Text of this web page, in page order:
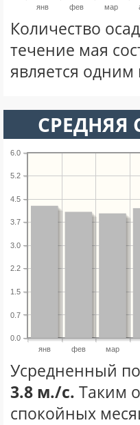
янв фев мар
Количество
течение мая
является
СРЕДНЯЯ
янв фев мар
0.0
0.7
1.5
2.2
3.0
3.7
4.5
5.2
6.0
Усредненный
3.8 м./с. Таким
спокойных